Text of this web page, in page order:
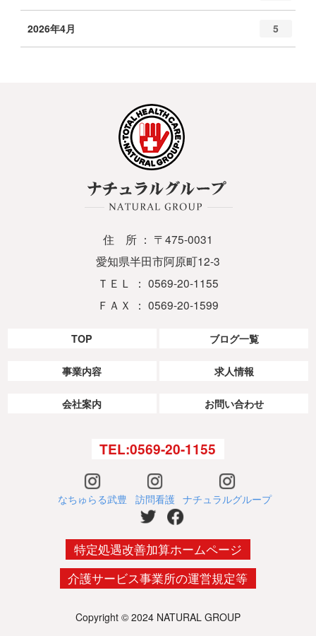
2026年4月 5
住 所 ： 〒475-0031
愛知県半田市阿原町12-3
ＴＥＬ ： 0569-20-1155
ＦＡＸ ： 0569-20-1599
TOP
事業内容
会社案内
ブログ一覧
求人情報
お問い合わせ
TEL:0569-20-1155
なちゅらる武豊 訪問看護 ナチュラルグループ
特定処遇改善加算ホームページ
介護サービス事業所の運営規定等
Copyright © 2024 NATURAL GROUP